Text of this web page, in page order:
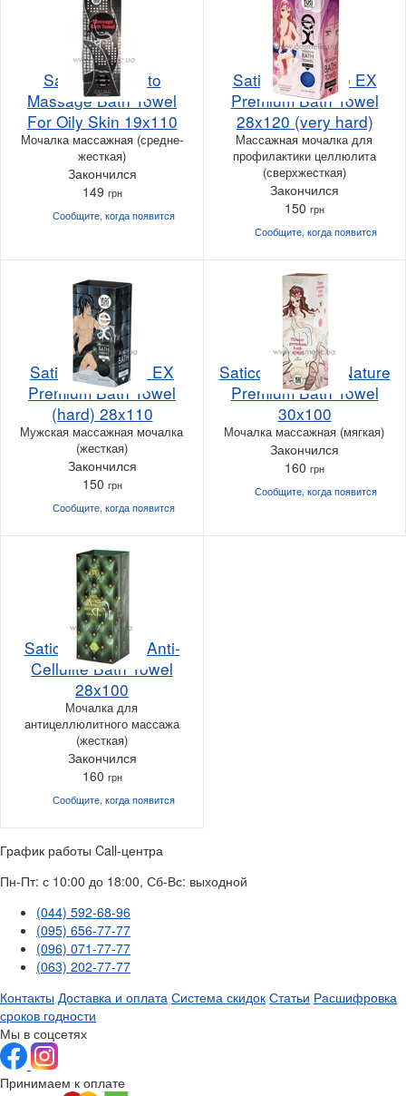
Satico Yuri Moto
Massage Bath Towel
For Oily Skin 19x110
Мочалка массажная (средне-
жесткая)
Закончился
149 грн
Сообщите, когдапоявится
Satico Yuri Moto EX
Premium Bath Towel
28x120 (very hard)
Массажная мочалка для
профилактики целлюлита
(сверхжесткая)
Закончился
150 грн
Сообщите, когдапоявится
Satico Yuri Moto EX
Premium Bath Towel
(hard) 28x110
Мужская массажная мочалка
(жесткая)
Закончился
150 грн
Сообщите, когдапоявится
Satico Yuri Moto Nature
Premium Bath Towel
30x100
Мочалка массажная (мягкая)
Закончился
160 грн
Сообщите, когдапоявится
Satico Yuri Moto Anti-
Cellulite Bath Towel
28x100
Мочалка для
антицеллюлитного массажа
(жесткая)
Закончился
160 грн
Сообщите, когдапоявится
График работы Call-центра
Пн-Пт: с 10:00 до 18:00, Сб-Вс: выходной
(044) 592-68-96
(095) 656-77-77
(096) 071-77-77
(063) 202-77-77
Контакты Доставка и оплата Система скидок Статьи Расшифровка
сроков годности
Мы в соцсетях
Принимаем к оплате